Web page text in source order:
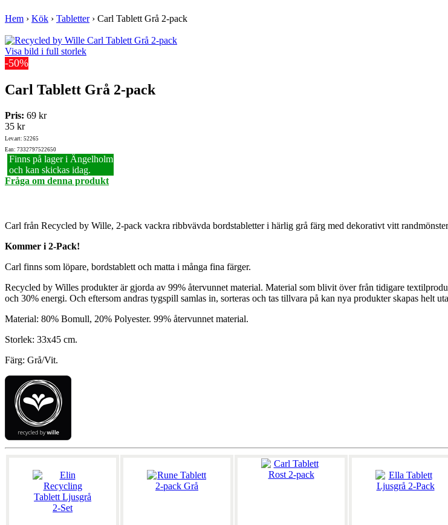
Hem › Kök › Tabletter› Carl Tablett Grå 2-pack
Visa bild i full storlek
-50%
Carl Tablett Grå 2-pack
Pris: 69 kr
35 kr
Lev.art: 52265
Ean: 7332797522650
Finns på lager i Ängelholm
och kan skickas idag.
Fråga om denna produkt
Carl från Recycled by Wille, 2-pack vackra ribbvävda bordstabletter i härlig grå färg med dekorativt vitt
Kommer i 2-Pack!
Carl finns som löpare, bordstablett och matta i många fina färger.
Recycled by Willes produkter är gjorda av 99% återvunnet material. Material som blivit över från tidigare
och 30% energi. Och eftersom andras tygspill samlas in, sorteras och tas tillvara på kan nya produkter skapas helt
Material: 80% Bomull, 20% Polyester. 99% återvunnet material.
Storlek: 33x45 cm.
Färg: Grå/Vit.